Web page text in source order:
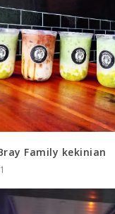
Family kekinian